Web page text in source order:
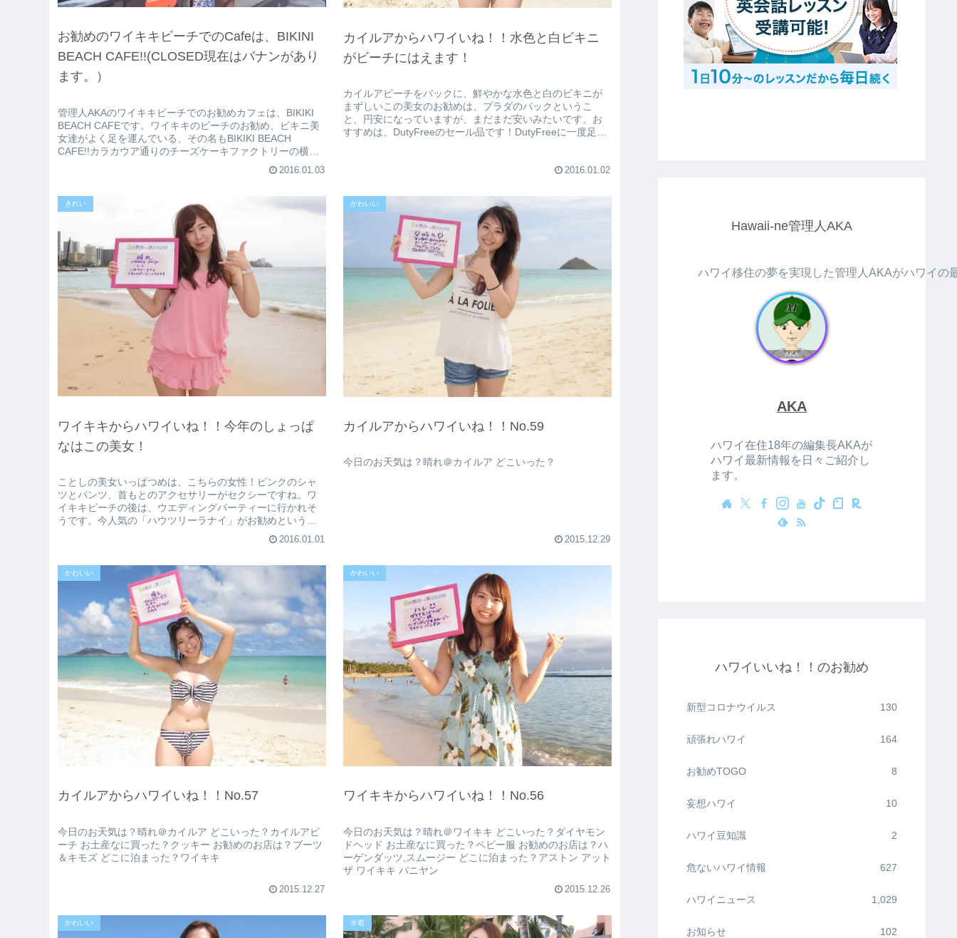
お勧めのワイキキビーチでのCafeは、BIKINI
BEACH CAFE!!(CLOSED現在はバナンがあり
ます。）
管理人AKAのワイキキビーチでのお勧めカフェは、BIKIKI
BEACH CAFEです。ワイキキのビーチのお勧め、ビキニ美
女達がよく足を運んでいる、その名もBIKIKI BEACH
CAFE!!カラカウア通りのチーズケーキファクトリーの横
2016.01.03
カイルアからハワイいね！！水色と白ビキニ
がビーチにはえます！
カイルアビーチをバックに、鮮やかな水色と白のビキニが
まずしいこの美女のお勧めは、プラダのバックというこ
と、円安になっていますが、まだまだ安いみたいです。お
すすめは、DutyFreeのセール品です！DutyFreeに一度足を
2016.01.02
きれい
ワイキキからハワイいね！！今年のしょっぱ
なはこの美女！
ことしの美女いっぱつめは、こちらの女性！ピンクのシャ
ツとパンツ、首もとのアクセサリーがセクシーですね。ワ
イキキビーチの後は、ウエディングパーティーに行かれそ
うです。今人気の「ハウツリーラナイ」がお勧めというこ
2016.01.01
かわいい
カイルアからハワイいね！！No.59
今日のお天気は？晴れ＠カイルア どこいった？
2015.12.29
かわいい
カイルアからハワイいね！！No.57
今日のお天気は？晴れ＠カイルア どこいった？カイルアビ
ーチ お土産なに買った？クッキー お勧めのお店は？ブーツ
＆キモズ どこに泊まった？ワイキキ
2015.12.27
かわいい
ワイキキからハワイいね！！No.56
今日のお天気は？晴れ＠ワイキキ どこいった？ダイヤモン
ドヘッド お土産なに買った？ベビー服 お勧めのお店は？ハ
ーゲンダッツ,スムージー どこに泊まった？アストン アット
ザ ワイキキ バニヤン
2015.12.26
かわいい 水着
Hawaii-ne管理人AKA
ハワイ移住の夢を実現した管理人AKAがハワイの
AKA
ハワイ在住18年の編集長AKAが
ハワイ最新情報を日々ご紹介し
ます。
ハワイいいね！！のお勧め
新型コロナウイルス 130
頑張れハワイ 164
お勧めTOGO 8
妄想ハワイ 10
ハワイ豆知識 2
危ないハワイ情報 627
ハワイニュース 1,029
お知らせ 102